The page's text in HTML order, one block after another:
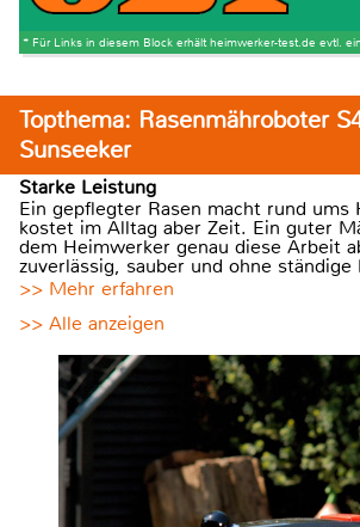
* Für Links in diesem Block erhält heimwerker-test.de evtl.
Topthema: Rasenmähroboter
Sunseeker
Starke Leistung
Ein gepflegter Rasen macht rund ums
kostet im Alltag aber Zeit. Ein guter
dem Heimwerker genau diese Arbeit
zuverlässig, sauber und ohne ständige
>> Mehr erfahren
>> Alle anzeigen